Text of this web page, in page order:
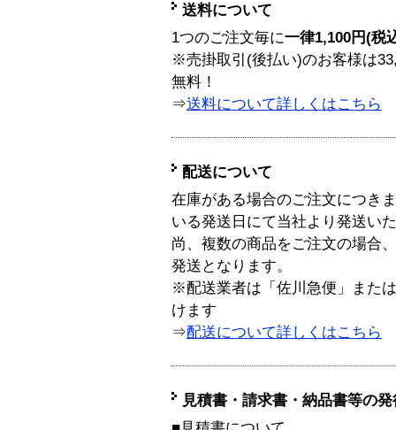
送料について
1つのご注文毎に一律1,100円(税
※売掛取引(後払い)のお客様は
無料！
⇒送料について詳しくはこちら
配送について
在庫がある場合のご注文につき
いる発送日にて当社より発送い
尚、複数の商品をご注文の場合
発送となります。
※配送業者は「佐川急便」また
けます
⇒配送について詳しくはこちら
見積書・請求書・納品書等の